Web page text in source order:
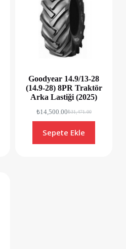
Goodyear 14.9/13-28
(14.9-28) 8PR Traktör
Arka Lastiği (2025)
₺31,471.00
₺14,500.00
Sepete Ekle